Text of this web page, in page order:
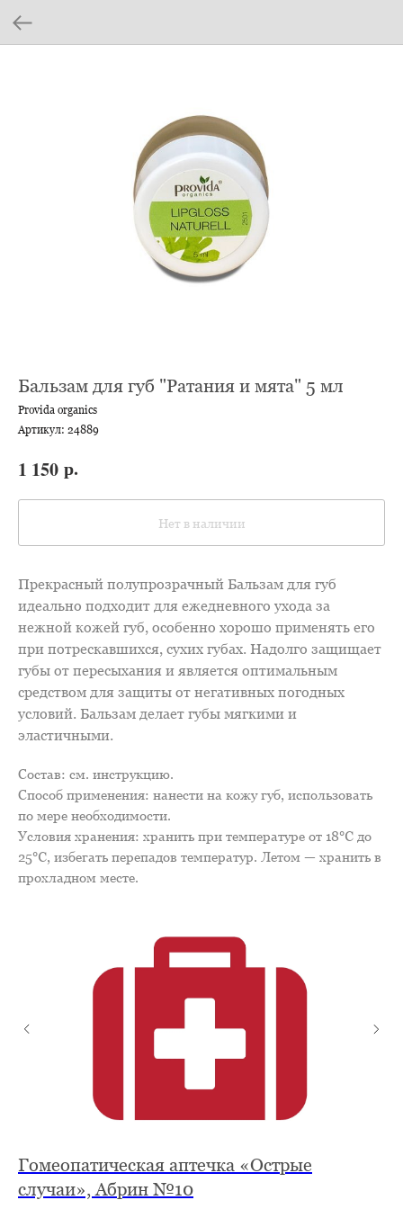
Бальзам для губ "Ратания и мята" 5 мл
Provida organics
Артикул: 24889
1 150 р.
Нет в наличии
Прекрасный полупрозрачный Бальзам для губ
идеально подходит для ежедневного ухода за
нежной кожей губ, особенно хорошо применять его
при потрескавшихся, сухих губах. Надолго защищает
губы от пересыхания и является оптимальным
средством для защиты от негативных погодных
условий. Бальзам делает губы мягкими и
эластичными.
Состав: см. инструкцию.
Способ применения: нанести на кожу губ, использовать
по мере необходимости.
Условия хранения: хранить при температуре от 18℃ до
25℃, избегать перепадов температур. Летом — хранить в
прохладном месте.
Гомеопатическая аптечка «Острые
случаи», Абрин №10